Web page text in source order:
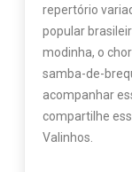
repertório
popular
modinha, o
samba-de-
acompanhar
compartilhe
Valinhos.